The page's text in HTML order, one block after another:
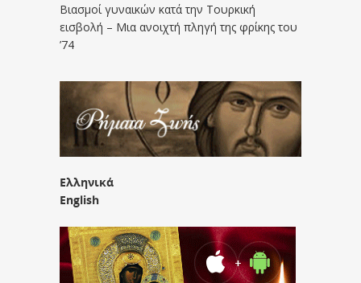
Βιασμοί γυναικών κατά την Τουρκική
εισβολή – Μια ανοιχτή πληγή της φρίκης του
’74
Ελληνικά
English